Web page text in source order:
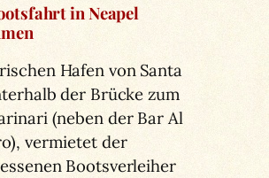
in Neapel
Hafen von Santa
der Brücke zum
(neben der Bar Al
vermietet der
Bootsverleiher